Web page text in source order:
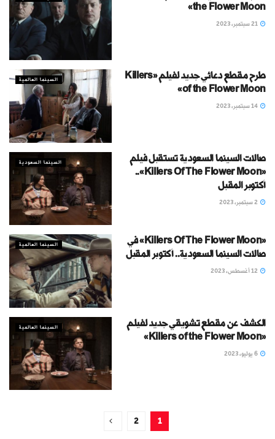
the Flower Moon»
السينما العالمية
طرح مقطع دعائي جديد لفيلم «Killers
of the Flower Moon»
السينما السعودية
صالات السينما السعودية تستقبل فيلم
«Killers Of The Flower Moon»..
أكتوبر المقبل
السينما العالمية
«Killers Of The Flower Moon» في
صالات السينما السعودية.. أكتوبر المقبل
السينما العالمية
الكشف عن مقطع تشويقي جديد لفيلم
«Killers of the Flower Moon»
1
2